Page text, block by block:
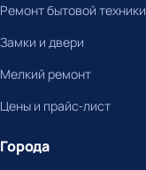
Ремонт бытовой техники
Замки и двери
Мелкий ремонт
Цены и прайс-лист
Города